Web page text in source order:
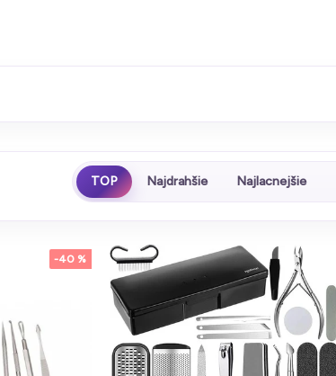
TOP Najdrahšie Najlacnejšie
-40 %